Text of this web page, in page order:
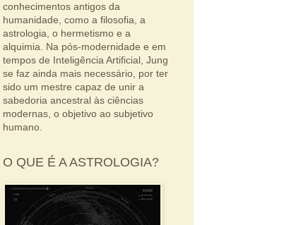
conhecimentos antigos da
humanidade, como a filosofia, a
astrologia, o hermetismo e a
alquimia. Na pós-modernidade e em
tempos de Inteligência Artificial, Jung
se faz ainda mais necessário, por ter
sido um mestre capaz de unir a
sabedoria ancestral às ciências
modernas, o objetivo ao subjetivo
humano.
O QUE É A ASTROLOGIA?